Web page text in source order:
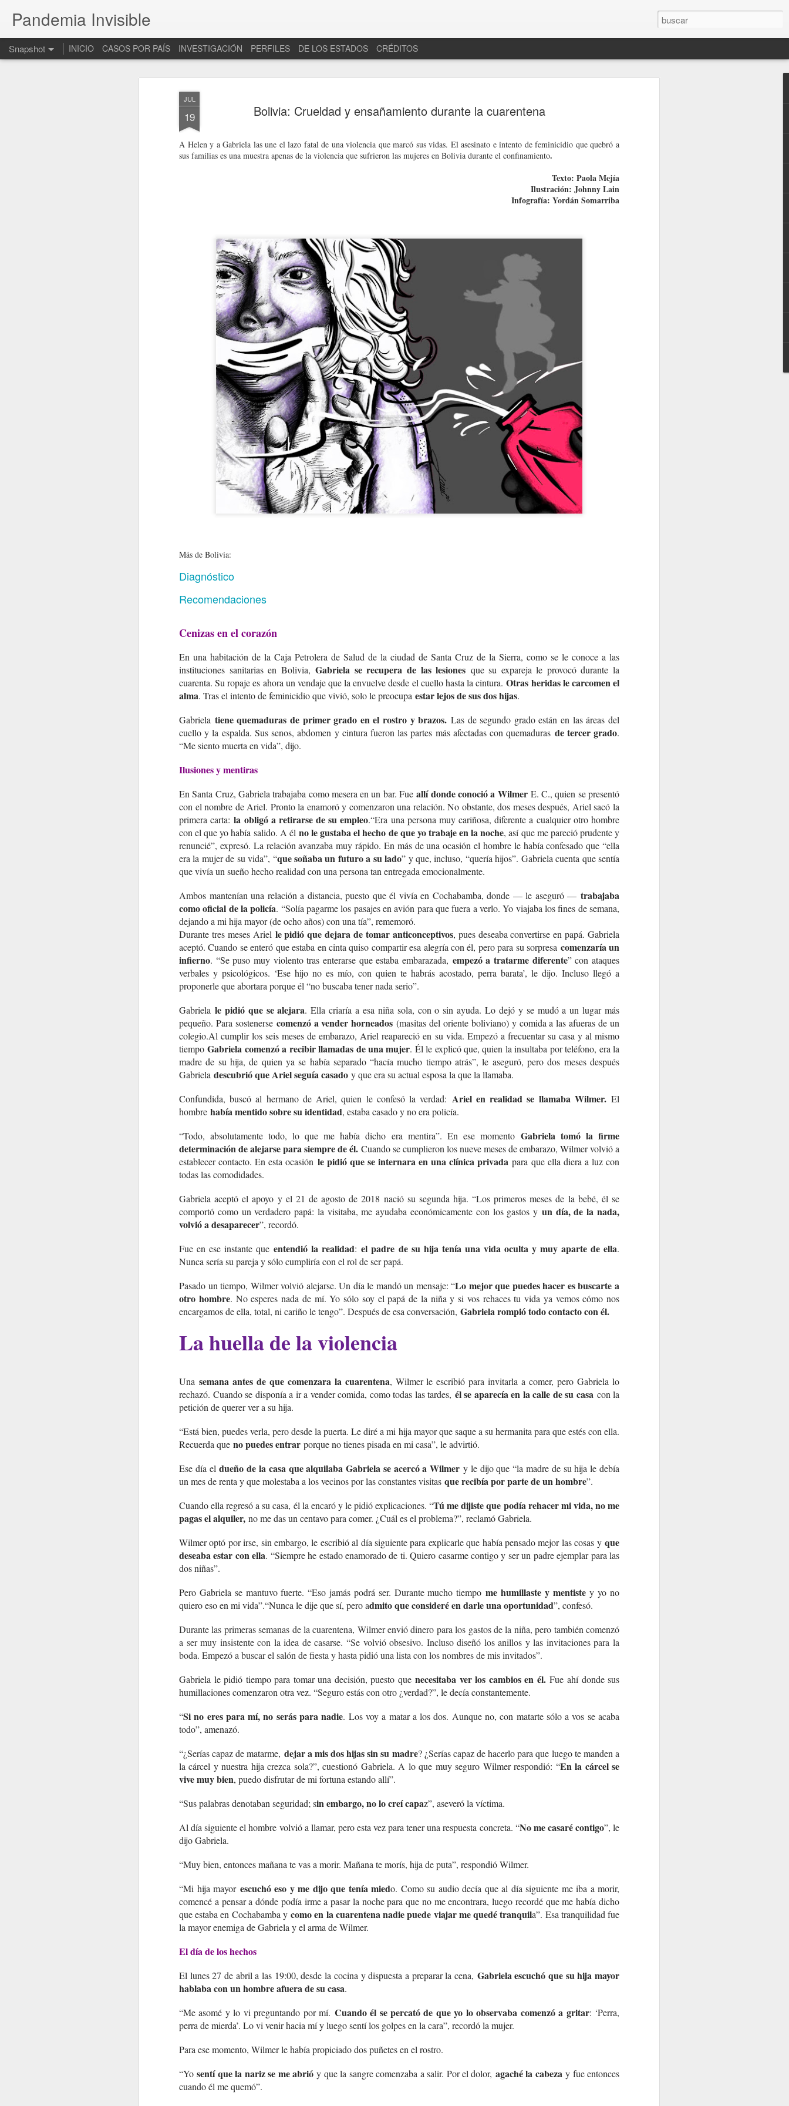
JUL
19 Bolivia: Crueldad y ensañamiento durante la cuarentena
A Helen y a Gabriela las une el lazo fatal de una violencia que marcó sus vidas. El asesinato e intento de feminicidio que quebró a
sus familias es una muestra apenas de la violencia que sufrieron las mujeres en Bolivia durante el confinamiento.
Texto: Paola Mejía
Ilustración: Johnny Lain
Infografía: Yordán Somarriba
Más de Bolivia:
Diagnóstico
Recomendaciones
Cenizas en el corazón
En una habitación de la Caja Petrolera de Salud de la ciudad de Santa Cruz de la Sierra, como se le conoce a las
instituciones sanitarias en Bolivia,Gabriela se recupera de las lesiones que su expareja le provocó durante la
cuarenta. Su ropaje es ahora un vendaje que la envuelve desde el cuello hasta la cintura.Otras heridas le carcomen el
alma. Tras el intento de feminicidio que vivió, solo le preocupa estar lejos de sus dos hijas.
Gabriela tiene quemaduras de primer grado en el rostro y brazos. Las de segundo grado están en las áreas del
cuello y la espalda. Sus senos, abdomen y cintura fueron las partes más afectadas con quemaduras de tercer grado.
“Me siento muerta en vida”, dijo.
Ilusiones y mentiras
En Santa Cruz, Gabriela trabajaba como mesera en un bar. Fueallí donde conoció a WilmerE. C., quien se presentó
con el nombre de Ariel. Pronto la enamoró y comenzaron una relación. No obstante, dos meses después, Ariel sacó la
primera carta:la obligó a retirarse de su empleo.“Era una persona muy cariñosa, diferente a cualquier otro hombre
con el que yo había salido. A él no le gustaba el hecho de que yo trabaje en la noche, así que me pareció prudente y
renuncié”, expresó. La relación avanzaba muy rápido. En más de una ocasión el hombre le había confesado que “ella
era la mujer de su vida”, “que soñaba un futuro a su lado” y que, incluso, “quería hijos”. Gabriela cuenta que sentía
que vivía un sueño hecho realidad con una persona tan entregada emocionalmente.
Ambos mantenían una relación a distancia, puesto que él vivía en Cochabamba, donde — le aseguró — trabajaba
como oficial de la policía. “Solía pagarme los pasajes en avión para que fuera a verlo. Yo viajaba los fines de semana,
dejando a mi hija mayor (de ocho años) con una tía”, rememoró.
Durante tres meses Ariel le pidió que dejara de tomar anticonceptivos, pues deseaba convertirse en papá. Gabriela
aceptó. Cuando se enteró que estaba en cinta quiso compartir esa alegría con él, pero para su sorpresa comenzaría un
infierno. “Se puso muy violento tras enterarse que estaba embarazada, empezó a tratarme diferente” con ataques
verbales y psicológicos. ‘Ese hijo no es mío, con quien te habrás acostado, perra barata’, le dijo. Incluso llegó a
proponerle que abortara porque él “no buscaba tener nada serio”.
Gabriela le pidió que se alejara. Ella criaría a esa niña sola, con o sin ayuda. Lo dejó y se mudó a un lugar más
pequeño. Para sostenerse comenzó a vender horneados (masitas del oriente boliviano) y comida a las afueras de un
colegio.Al cumplir los seis meses de embarazo, Ariel reapareció en su vida. Empezó a frecuentar su casa y al mismo
tiempoGabriela comenzó a recibir llamadas de una mujer. Él le explicó que, quien la insultaba por teléfono, era la
madre de su hija, de quien ya se había separado “hacía mucho tiempo atrás”, le aseguró, pero dos meses después
Gabriela descubrió que Ariel seguía casado y que era su actual esposa la que la llamaba.
Confundida, buscó al hermano de Ariel, quien le confesó la verdad: Ariel en realidad se llamaba Wilmer.El
hombre había mentido sobre su identidad, estaba casado y no era policía.
“Todo, absolutamente todo, lo que me había dicho era mentira”. En ese momento Gabriela tomó la firme
determinación de alejarse para siempre de él. Cuando se cumplieron los nueve meses de embarazo, Wilmer volvió a
establecer contacto. En esta ocasión le pidió que se internara en una clínica privadapara que ella diera a luz con
todas las comodidades.
Gabriela aceptó el apoyo y el 21 de agosto de 2018 nació su segunda hija. “Los primeros meses de la bebé, él se
comportó como un verdadero papá: la visitaba, me ayudaba económicamente con los gastos y un día, de la nada,
volvió a desaparecer”, recordó.
Fue en ese instante queentendió la realidad:el padre de su hija tenía una vida oculta y muy aparte de ella.
Nunca sería su pareja y sólo cumpliría con el rol de ser papá.
Pasado un tiempo, Wilmer volvió alejarse. Un día le mandó un mensaje: “Lo mejor que puedes hacer es buscarte a
otro hombre. No esperes nada de mí. Yo sólo soy el papá de la niña y si vos rehaces tu vida ya vemos cómo nos
encargamos de ella, total, ni cariño le tengo”. Después de esa conversación, Gabriela rompió todo contacto con él.
La huella de la violencia
Una semana antes de que comenzara la cuarentena, Wilmer le escribió para invitarla a comer, pero Gabriela lo
rechazó. Cuando se disponía a ir a vender comida, como todas las tardes, él se aparecía en la calle de su casa con la
petición de querer ver a su hija.
“Está bien, puedes verla, pero desde la puerta. Le diré a mi hija mayor que saque a su hermanita para que estés con ella.
Recuerda que no puedes entrar porque no tienes pisada en mi casa”, le advirtió.
Ese día eldueño de la casa que alquilaba Gabriela se acercó a Wilmery le dijo que “la madre de su hija le debía
un mes de renta y que molestaba a los vecinos por las constantes visitas que recibía por parte de un hombre”.
Cuando ella regresó a su casa, él la encaró y le pidió explicaciones. “Tú me dijiste que podía rehacer mi vida, no me
pagas el alquiler, no me das un centavo para comer. ¿Cuál es el problema?”, reclamó Gabriela.
Wilmer optó por irse, sin embargo, le escribió al día siguiente para explicarle que había pensado mejor las cosas y que
deseaba estar con ella. “Siempre he estado enamorado de ti. Quiero casarme contigo y ser un padre ejemplar para las
dos niñas”.
Pero Gabriela se mantuvo fuerte. “Eso jamás podrá ser. Durante mucho tiempo me humillaste y mentistey yo no
quiero eso en mi vida”.“Nunca le dije que sí, pero admito que consideré en darle una oportunidad”, confesó.
Durante las primeras semanas de la cuarentena, Wilmer envió dinero para los gastos de la niña, pero también comenzó
a ser muy insistente con la idea de casarse. “Se volvió obsesivo. Incluso diseñó los anillos y las invitaciones para la
boda. Empezó a buscar el salón de fiesta y hasta pidió una lista con los nombres de mis invitados”.
Gabriela le pidió tiempo para tomar una decisión, puesto quenecesitaba ver los cambios en él.Fue ahí donde sus
humillaciones comenzaron otra vez. “Seguro estás con otro ¿verdad?”, le decía constantemente.
“Si no eres para mí, no serás para nadie. Los voy a matar a los dos. Aunque no, con matarte sólo a vos se acaba
todo”, amenazó.
“¿Serías capaz de matarme, dejar a mis dos hijas sin su madre? ¿Serías capaz de hacerlo para que luego te manden a
la cárcel y nuestra hija crezca sola?”, cuestionó Gabriela. A lo que muy seguro Wilmer respondió: “En la cárcel se
vive muy bien, puedo disfrutar de mi fortuna estando allí”.
“Sus palabras denotaban seguridad; sin embargo, no lo creí capaz”, aseveró la víctima.
Al día siguiente el hombre volvió a llamar, pero esta vez para tener una respuesta concreta. “No me casaré contigo”, le
dijo Gabriela.
“Muy bien, entonces mañana te vas a morir. Mañana te morís, hija de puta”, respondió Wilmer.
“Mi hija mayor escuchó eso y me dijo que tenía miedo. Como su audio decía que al día siguiente me iba a morir,
comencé a pensar a dónde podía irme a pasar la noche para que no me encontrara, luego recordé que me había dicho
que estaba en Cochabamba ycomo en la cuarentena nadie puede viajar me quedé tranquila”. Esa tranquilidad fue
la mayor enemiga de Gabriela y el arma de Wilmer.
El día de los hechos
El lunes 27 de abril a las 19:00, desde la cocina y dispuesta a preparar la cena, Gabriela escuchó que su hija mayor
hablaba con un hombre afuera de su casa.
“Me asomé y lo vi preguntando por mí. Cuando él se percató de que yo lo observaba comenzó a gritar: ‘Perra,
perra de mierda’. Lo vi venir hacia mí y luego sentí los golpes en la cara”, recordó la mujer.
Para ese momento, Wilmer le había propiciado dos puñetes en el rostro.
“Yosentí que la nariz se me abrió y que la sangre comenzaba a salir. Por el dolor, agaché la cabeza y fue entonces
cuando él me quemó”.
Pandemia Invisible
Snapshot INICIO CASOS POR PAÍS INVESTIGACIÓN PERFILES DE LOS ESTADOS CRÉDITOS
Argentina: La desinformación jugó en contra de las mujeres